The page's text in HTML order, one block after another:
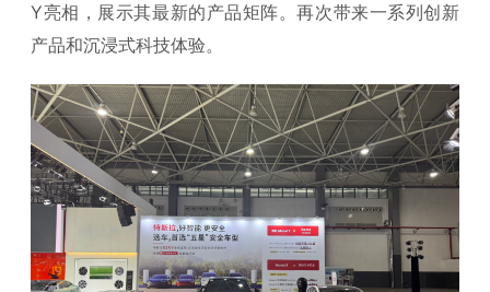
Y亮相，展示其最新的产品矩阵。再次带来一系列创新
产品和沉浸式科技体验。